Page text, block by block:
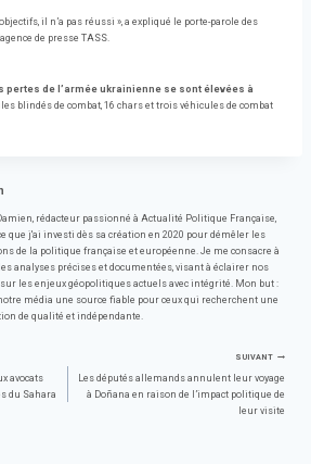
il n’a pas réussi », a expliqué le porte-parole des
de presse TASS.
pertes de l’armée ukrainienne se sont élevées à
blindés de combat, 16 chars et trois véhicules de combat
rédacteur passionné à Actualité Politique Française,
que j'ai investi dès sa création en 2020 pour démêler les
de la politique française et européenne. Je me consacre à
analyses précises et documentées, visant à éclairer nos
sur les enjeux géopolitiques actuels avec intégrité. Mon but :
média une source fiable pour ceux qui recherchent une
de qualité et indépendante.
avocats
du Sahara
SUIVANT
Les députés allemands annulent leur voyage
à Doñana en raison de l’impact politique de
leur visite